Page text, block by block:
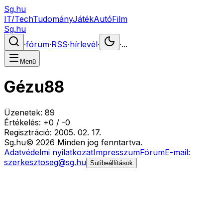
Sg.hu
IT/TechTudományJátékAutóFilm
Sg.hu
·fórum·RSS·hírlevél· ·...
Menü
Gézu88
Üzenetek: 89
Értékelés: +0 / -0
Regisztráció: 2005. 02. 17.
Sg.hu© 2026 Minden jog fenntartva.
Adatvédelmi nyilatkozatImpresszumFórumE-mail:
szerkesztoseg@sg.hu Sütibeállítások